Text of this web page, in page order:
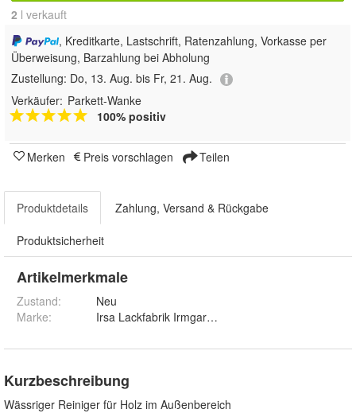
2 l verkauft
, Kreditkarte, Lastschrift, Ratenzahlung, Vorkasse per
Überweisung, Barzahlung bei Abholung
Zustellung: Do, 13. Aug. bis Fr, 21. Aug.
Verkäufer: Parkett-Wanke
100% positiv
Merken Preis vorschlagen Teilen
Produktdetails Zahlung, Versand & Rückgabe
Produktsicherheit
Artikelmerkmale
Zustand:
Neu
Marke:
Irsa Lackfabrik Irmgard Sallinger GmbH
Kurzbeschreibung
Wässriger Reiniger für Holz im Außenbereich